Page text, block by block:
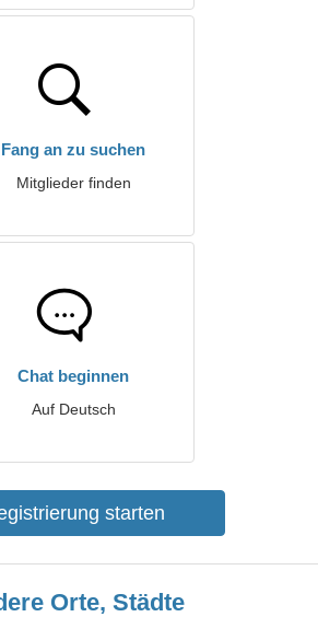
Fang an zu suchen
Mitglieder finden
Chat beginnen
Auf Deutsch
starten
Orte, Städte